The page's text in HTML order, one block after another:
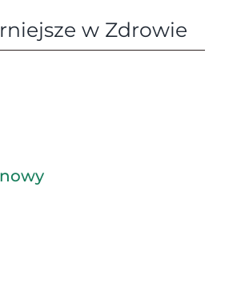
w Zdrowie